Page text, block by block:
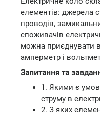
елементів: джерела
проводів,
споживачів
можна приєднувати
амперметр і
Запитання та
1. Якими є
струму в
2. З яких